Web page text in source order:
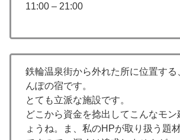
11:00 – 21:00
鉄輪温泉街から外れた所に位置する
んぽの宿です。
とても立派な施設です。
どこから資金を捻出してこんなモン
ょうね。ま、私のHPが取り扱う題